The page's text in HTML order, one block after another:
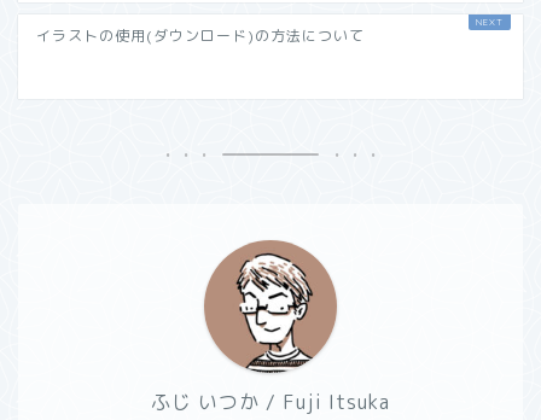
イラストの使用(ダウンロード)の方法について
ふじ いつか / Fuji Itsuka